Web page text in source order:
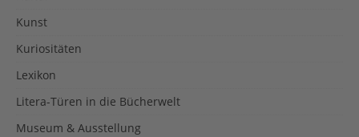
Kunst
Kuriositäten
Lexikon
Litera-Türen in die Bücherwelt
Museum & Ausstellung